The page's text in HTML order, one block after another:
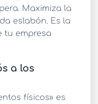
Maximiza la
eslabón. Es la
tu empresa
a los
físicos» es